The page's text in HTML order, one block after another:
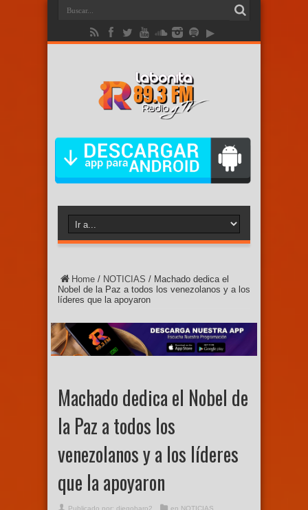
Home / NOTICIAS / Machado dedica el
Nobel de la Paz a todos los venezolanos y a los
líderes que la apoyaron
Machado dedica el Nobel de
la Paz a todos los
venezolanos y a los líderes
que la apoyaron
Publicado por: diegoharo2 en NOTICIAS